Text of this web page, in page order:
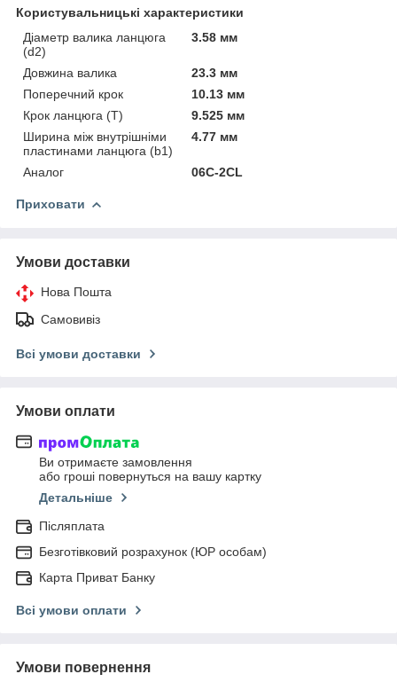
Користувальницькі характеристики
Діаметр валика ланцюга
(d2)
3.58 мм
Довжина валика
23.3 мм
Поперечний крок
10.13 мм
Крок ланцюга (T)
9.525 мм
Ширина між внутрішніми
пластинами ланцюга (b1)
4.77 мм
Аналог 06C-2CL
Приховати
Умови доставки
Нова Пошта
Самовивіз
Всі умови доставки
Умови оплати
Ви отримаєте замовлення
або гроші повернуться на вашу картку
Детальніше
Післяплата
Безготівковий розрахунок (ЮР особам)
Карта Приват Банку
Всі умови оплати
Умови повернення